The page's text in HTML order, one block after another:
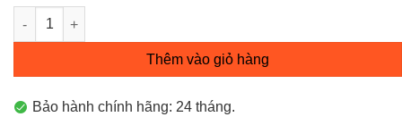
Camera IP AcuSense thân trụ 4MP DS-2CD2T46G2-4I số lượng
Thêm vào giỏ hàng
Bảo hành chính hãng: 24 tháng.